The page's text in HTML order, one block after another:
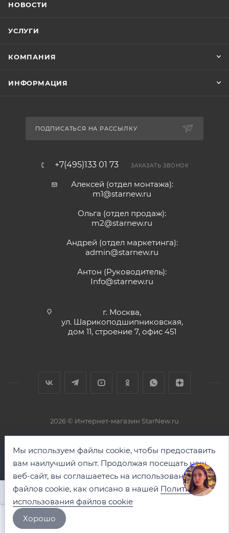
В КОРЗИНУ
НОВОСТИ
УСЛУГИ
КОМПАНИЯ
ИНФОРМАЦИЯ
ПОДПИСАТЬСЯ НА РАССЫЛКУ
+7(495)133 01 73 ЗАКАЗАТЬ ЗВОНОК
Алексей (отдел монтажа):
m1@starnew.ru
Ольга (отдел продаж):
m2@starnew.ru
Андрей (отдел маркетинга):
admin@starnew.ru
Антон (Руководитель):
Info@starnew.ru
г. Москва,
ул. Шарикоподшипниковская,
дом 11, строение 7, офис 451
2026 © Интернет-магазин StarNew.ru
Хорошо
Мы используем файлы cookie, чтобы предоставить
вам наилучший опыт. Продолжая посещать наш
веб-сайт, вы соглашаетесь на использование
файлов cookie, как описано в нашей Политике
использования файлов cookie
Главная Каталог